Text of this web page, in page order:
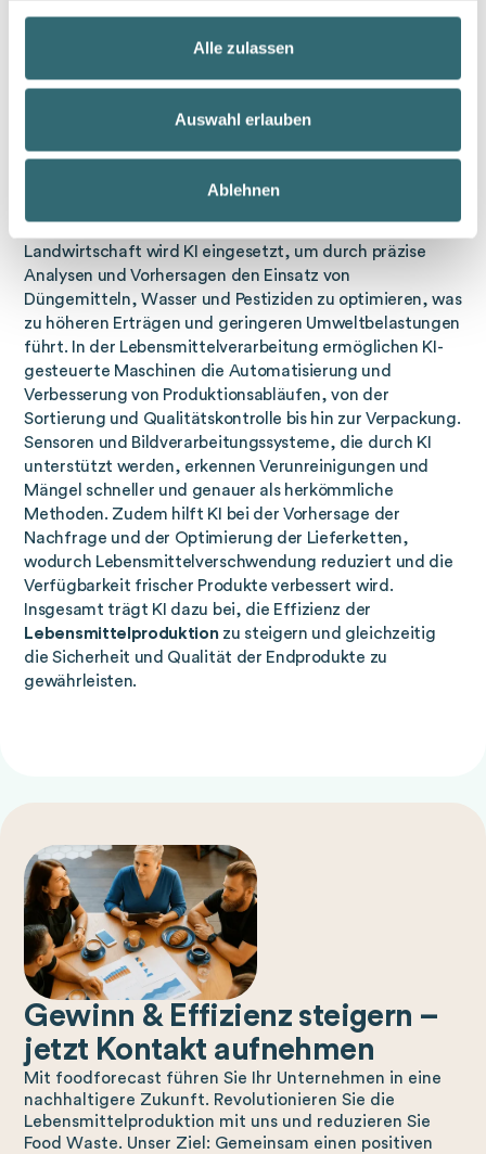
Alle zulassen
Auswahl erlauben
Ablehnen
Generationen zu gewährleisten.
Künstliche Intelligenz in der
Künstliche Intelligenz (KI) revolutioniert die
effizienter, nachhaltiger und sicherer macht. In der
Landwirtschaft wird KI eingesetzt, um durch präzise
Analysen und Vorhersagen den Einsatz von
Düngemitteln, Wasser und Pestiziden zu optimieren, was
zu höheren Erträgen und geringeren Umweltbelastungen
führt. In der Lebensmittelverarbeitung ermöglichen KI-
gesteuerte Maschinen die Automatisierung und
Verbesserung von Produktionsabläufen, von der
Sortierung und Qualitätskontrolle bis hin zur Verpackung.
Sensoren und Bildverarbeitungssysteme, die durch KI
unterstützt werden, erkennen Verunreinigungen und
Mängel schneller und genauer als herkömmliche
Methoden. Zudem hilft KI bei der Vorhersage der
Nachfrage und der Optimierung der Lieferketten,
wodurch Lebensmittelverschwendung reduziert und die
Verfügbarkeit frischer Produkte verbessert wird.
Insgesamt trägt KI dazu bei, die Effizienz der
Lebensmittelproduktion zu steigern und gleichzeitig
die Sicherheit und Qualität der Endprodukte zu
gewährleisten.
Gewinn & Effizienz steigern –
jetzt Kontakt aufnehmen
Mit foodforecast führen Sie Ihr Unternehmen in eine
nachhaltigere Zukunft. Revolutionieren Sie die
Lebensmittelproduktion mit uns und reduzieren Sie
Food Waste. Unser Ziel: Gemeinsam einen positiven